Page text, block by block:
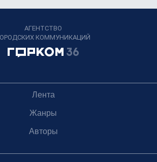
АГЕНТСТВО
КОММУНИКАЦИЙ
Лента
Жанры
Авторы